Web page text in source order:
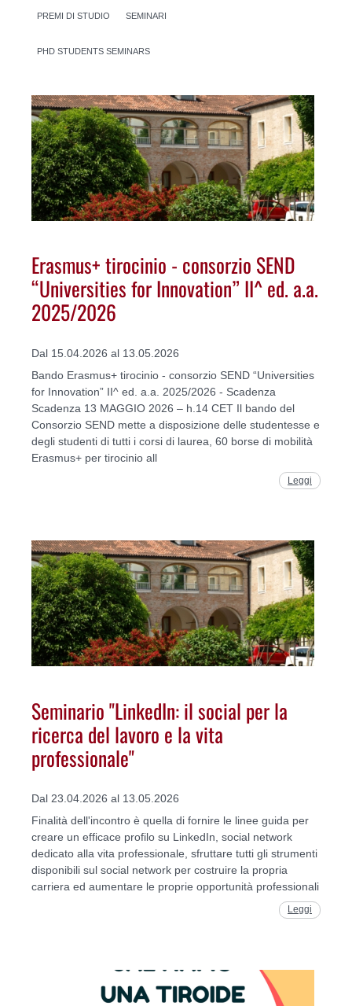
PREMI DI STUDIO SEMINARI
PHD STUDENTS SEMINARS
Erasmus+ tirocinio - consorzio SEND
“Universities for Innovation” II^ ed. a.a.
2025/2026
Dal 15.04.2026 al 13.05.2026
Bando Erasmus+ tirocinio - consorzio SEND “Universities
for Innovation” II^ ed. a.a. 2025/2026 - Scadenza
Scadenza 13 MAGGIO 2026 – h.14 CET Il bando del
Consorzio SEND mette a disposizione delle studentesse e
degli studenti di tutti i corsi di laurea, 60 borse di mobilità
Erasmus+ per tirocinio all
Leggi
Seminario "LinkedIn: il social per la
ricerca del lavoro e la vita
professionale"
Dal 23.04.2026 al 13.05.2026
Finalità dell'incontro è quella di fornire le linee guida per
creare un efficace profilo su LinkedIn, social network
dedicato alla vita professionale, sfruttare tutti gli strumenti
disponibili sul social network per costruire la propria
carriera ed aumentare le proprie opportunità professionali
Leggi